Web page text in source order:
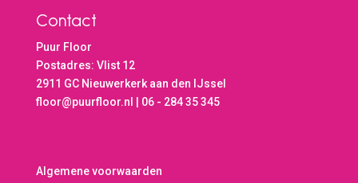
Contact
Puur Floor
Postadres: Vlist 12
2911 GC Nieuwerkerk aan den IJssel
floor@puurfloor.nl | 06 - 284 35 345
Algemene voorwaarden